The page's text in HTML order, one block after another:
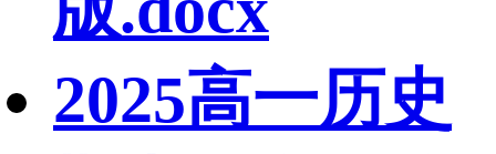
2025高一历史